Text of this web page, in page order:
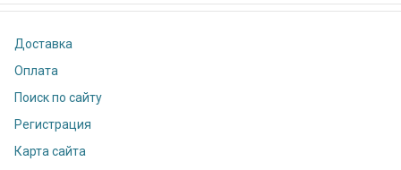
Доставка
Оплата
Поиск по сайту
Регистрация
Карта сайта